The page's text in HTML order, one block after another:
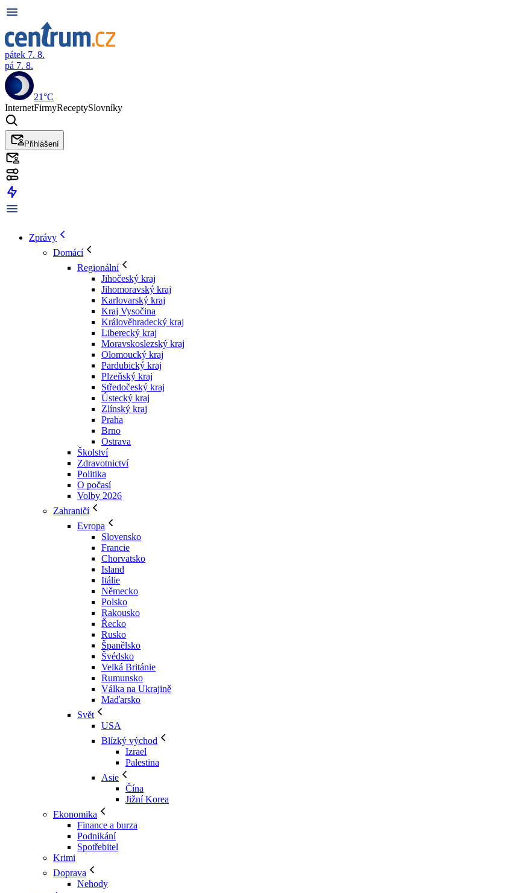
pátek 7. 8.
pá 7. 8.
21°C
InternetFirmyReceptySlovníky
Přihlášení
Zprávy
Domácí
Regionální
Jihočeský kraj
Jihomoravský kraj
Karlovarský kraj
Kraj Vysočina
Králověhradecký kraj
Liberecký kraj
Moravskoslezský kraj
Olomoucký kraj
Pardubický kraj
Plzeňský kraj
Středočeský kraj
Ústecký kraj
Zlínský kraj
Praha
Brno
Ostrava
Školství
Zdravotnictví
Politika
O počasí
Volby 2026
Zahraničí
Evropa
Slovensko
Francie
Chorvatsko
Island
Itálie
Německo
Polsko
Rakousko
Řecko
Rusko
Španělsko
Švédsko
Velká Británie
Rumunsko
Válka na Ukrajině
Maďarsko
Svět
USA
Blízký východ
Izrael
Palestina
Asie
Čína
Jižní Korea
Ekonomika
Finance a burza
Podnikání
Spotřebitel
Krimi
Doprava
Nehody